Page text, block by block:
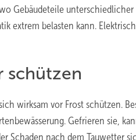
Gebäudeteile
extrem belasten kann.
schützen
wirksam vor Frost schützen.
Gefrieren sie,
Schaden nach dem Tauwetter